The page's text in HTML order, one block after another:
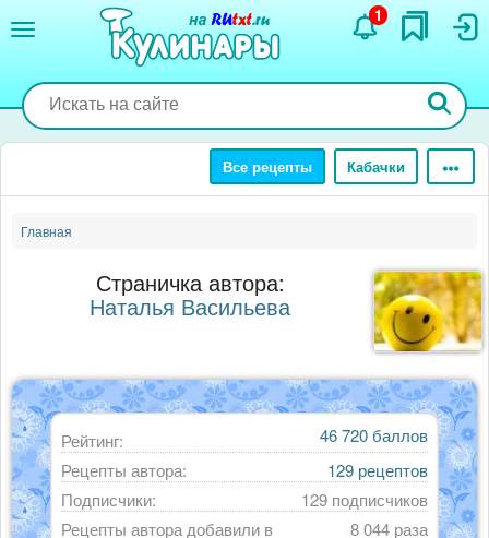
содержанию
1
Все рецепты Кабачки
Главная
Страничка автора:
Наталья Васильева
46 720 баллов
Рейтинг:
129 рецептов
Рецепты автора:
129 подписчиков
Подписчики:
8 044 раза
Рецепты автора добавили в